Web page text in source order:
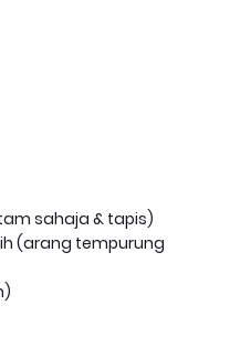
sahaja & tapis)
(arang tempurung